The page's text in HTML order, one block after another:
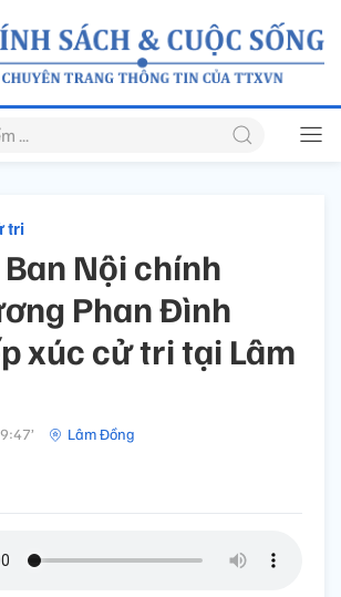
tri
Nội chính
Phan Đình
xúc cử tri tại Lâm
Lâm Đồng